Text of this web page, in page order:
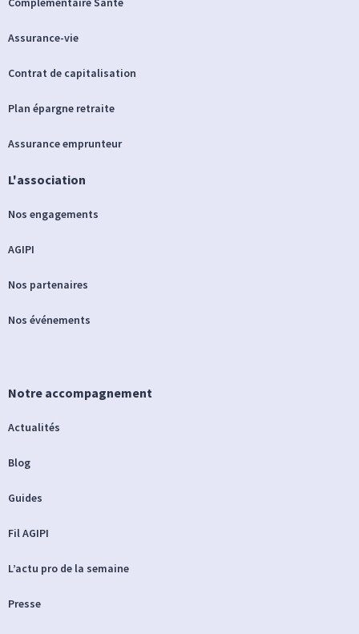
Assurance-vie
Contrat de capitalisation
Plan épargne retraite
Assurance emprunteur
L'association
Nos engagements
AGIPI
Nos partenaires
Nos événements
Notre accompagnement
Actualités
Blog
Guides
Fil AGIPI
L’actu pro de la semaine
Presse